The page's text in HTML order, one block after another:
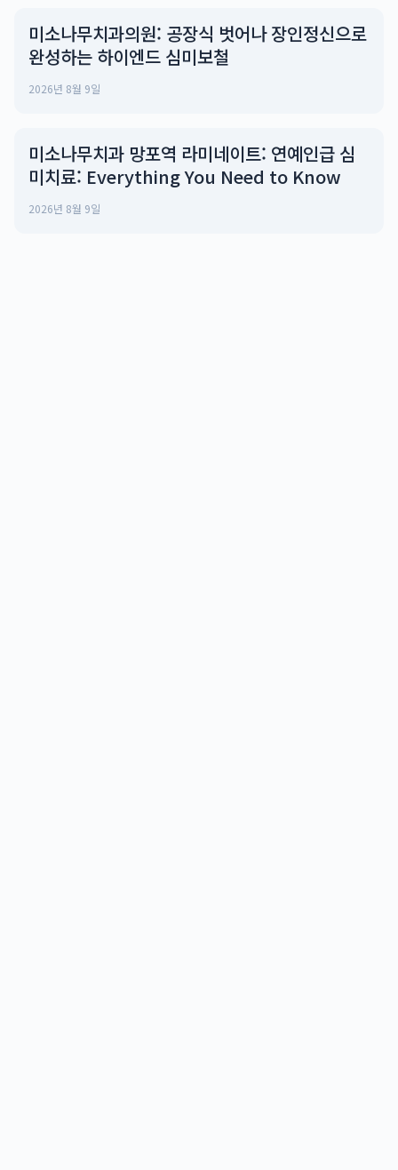
미소나무치과의원: 공장식 벗어나 장인정신으로
완성하는 하이엔드 심미보철
2026년 8월 9일
미소나무치과 망포역 라미네이트: 연예인급 심
미치료: Everything You Need to Know
2026년 8월 9일